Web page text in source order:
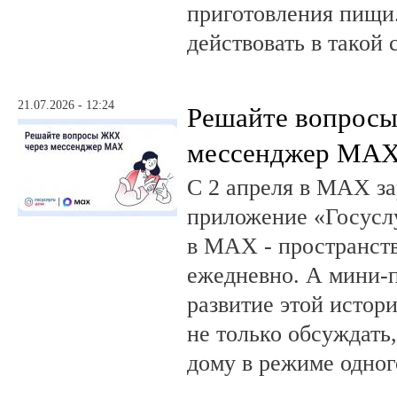
приготовления
действовать в такой
21.07.2026 - 12:24
Решайте
мессенджер
С 2 апреля в MAX
приложение
в MAX -
ежедневно. А мини-
развитие этой
не только
дому в режиме